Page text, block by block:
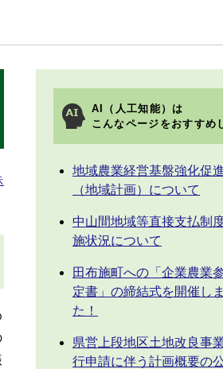
AI（人工知能）は
こんなページをおすすめ
地域農業経営基盤強化促
（地域計画）について
中山間地域等直接支払制
施状況について
田布施町への「企業農業
定書」の締結式を開催し
た！
県営上段地区土地改良事
行申請に伴う計画概要の